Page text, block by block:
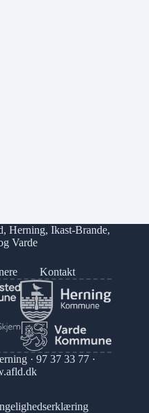
, Herning, Ikast-Brande,
Varde
Kontakt
· 97 37 33 77·